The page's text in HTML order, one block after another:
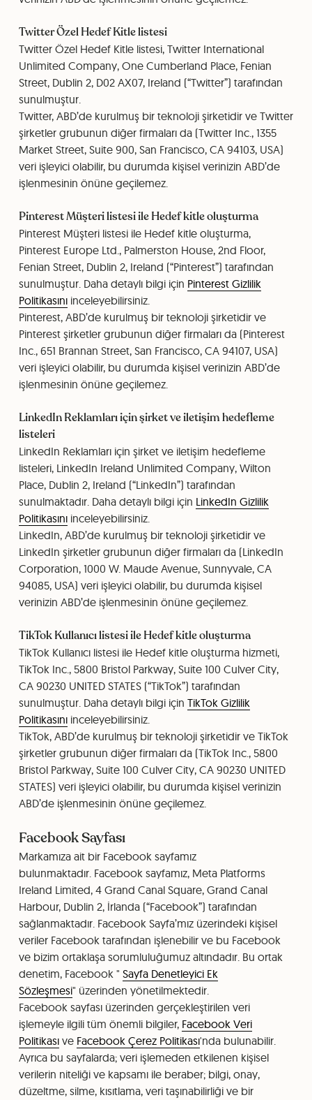
Twitter Özel Hedef Kitle listesi
Twitter Özel Hedef Kitle listesi, Twitter International
Unlimited Company, One Cumberland Place, Fenian
Street, Dublin 2, D02 AX07, Ireland (“Twitter”) tarafından
sunulmuştur.
Twitter, ABD’de kurulmuş bir teknoloji şirketidir ve Twitter
şirketler grubunun diğer firmaları da (Twitter Inc., 1355
Market Street, Suite 900, San Francisco, CA 94103, USA)
veri işleyici olabilir, bu durumda kişisel verinizin ABD’de
işlenmesinin önüne geçilemez.
Pinterest Müşteri listesi ile Hedef kitle oluşturma
Pinterest Müşteri listesi ile Hedef kitle oluşturma,
Pinterest Europe Ltd., Palmerston House, 2nd Floor,
Fenian Street, Dublin 2, Ireland (“Pinterest”) tarafından
sunulmuştur. Daha detaylı bilgi için Pinterest Gizlilik
Politikasınıinceleyebilirsiniz.
Pinterest, ABD’de kurulmuş bir teknoloji şirketidir ve
Pinterest şirketler grubunun diğer firmaları da (Pinterest
Inc., 651 Brannan Street, San Francisco, CA 94107, USA)
veri işleyici olabilir, bu durumda kişisel verinizin ABD’de
işlenmesinin önüne geçilemez.
LinkedIn Reklamları için şirket ve iletişim hedefleme
listeleri
LinkedIn Reklamları için şirket ve iletişim hedefleme
listeleri, LinkedIn Ireland Unlimited Company, Wilton
Place, Dublin 2, Ireland (“LinkedIn”) tarafından
sunulmaktadır. Daha detaylı bilgi için LinkedIn Gizlilik
Politikasınıinceleyebilirsiniz.
LinkedIn, ABD’de kurulmuş bir teknoloji şirketidir ve
LinkedIn şirketler grubunun diğer firmaları da (LinkedIn
Corporation, 1000 W. Maude Avenue, Sunnyvale, CA
94085, USA) veri işleyici olabilir, bu durumda kişisel
verinizin ABD’de işlenmesinin önüne geçilemez.
TikTok Kullanıcı listesi ile Hedef kitle oluşturma
TikTok Kullanıcı listesi ile Hedef kitle oluşturma hizmeti,
TikTok Inc., 5800 Bristol Parkway, Suite 100 Culver City,
CA 90230 UNITED STATES (“TikTok”) tarafından
sunulmuştur. Daha detaylı bilgi için TikTok Gizlilik
Politikasınıinceleyebilirsiniz.
TikTok, ABD’de kurulmuş bir teknoloji şirketidir ve TikTok
şirketler grubunun diğer firmaları da (TikTok Inc., 5800
Bristol Parkway, Suite 100 Culver City, CA 90230 UNITED
STATES) veri işleyici olabilir, bu durumda kişisel verinizin
ABD’de işlenmesinin önüne geçilemez.
Facebook Sayfası
Markamıza ait bir Facebook sayfamız
bulunmaktadır. Facebook sayfamız, Meta Platforms
Ireland Limited, 4 Grand Canal Square, Grand Canal
Harbour, Dublin 2, İrlanda (“Facebook”) tarafından
sağlanmaktadır. Facebook Sayfa’mız üzerindeki kişisel
veriler Facebook tarafından işlenebilir ve bu Facebook
ve bizim ortaklaşa sorumluluğumuz altındadır. Bu ortak
denetim, Facebook " Sayfa Denetleyici Ek
Sözleşmesi" üzerinden yönetilmektedir.
Facebook sayfası üzerinden gerçekleştirilen veri
işlemeyle ilgili tüm önemli bilgiler, Facebook Veri
Politikasıve Facebook Çerez Politikası'nda bulunabilir.
Ayrıca bu sayfalarda; veri işlemeden etkilenen kişisel
verilerin niteliği ve kapsamı ile beraber; bilgi, onay,
düzeltme, silme, kısıtlama, veri taşınabilirliği ve bir